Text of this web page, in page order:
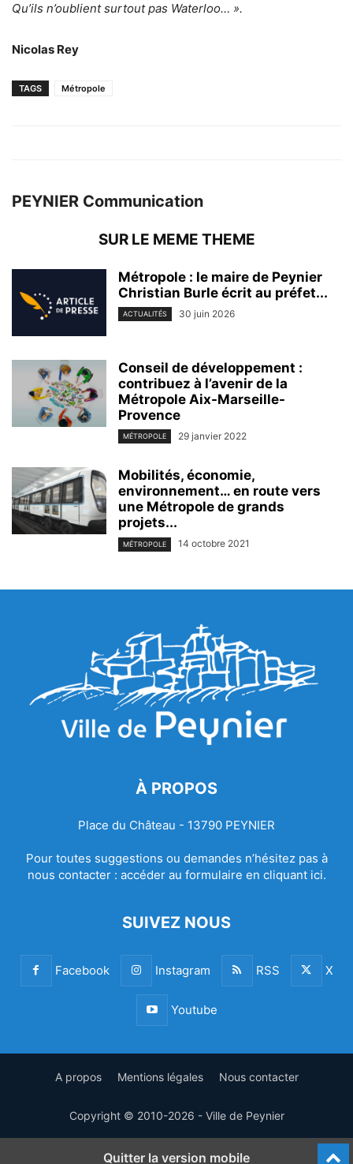
Qu’ils n’oublient surtout pas Waterloo… ».
Nicolas Rey
TAGS Métropole
PEYNIER Communication
SUR LE MEME THEME
Métropole : le maire de Peynier
Christian Burle écrit au préfet...
ACTUALITÉS 30 juin 2026
Conseil de développement :
contribuez à l’avenir de la
Métropole Aix-Marseille-
Provence
MÉTROPOLE 29 janvier 2022
Mobilités, économie,
environnement… en route vers
une Métropole de grands
projets...
MÉTROPOLE 14 octobre 2021
À PROPOS
Place du Château - 13790 PEYNIER
Pour toutes suggestions ou demandes n’hésitez pas à
nous contacter : accéder au formulaire en cliquant ici.
SUIVEZ NOUS
Facebook Instagram RSS X
Youtube
A propos Mentions légales Nous contacter
Copyright © 2010-2026 - Ville de Peynier
Quitter la version mobile